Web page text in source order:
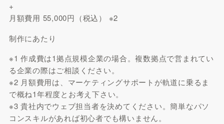
+
月額費用 55,000円（税込） ※2
制作にあたり
※1 作成費は1拠点規模企業の場合。複数拠点で営まれてい
る企業の際はご相談ください。
※2 月額費用は、マーケティングサポートが軌道に乗るま
で概ね1年程度とお考え下さい。
※3 貴社内でウェブ担当者を決めてください。簡単なパソ
コンスキルがあれば初心者でも構いません。